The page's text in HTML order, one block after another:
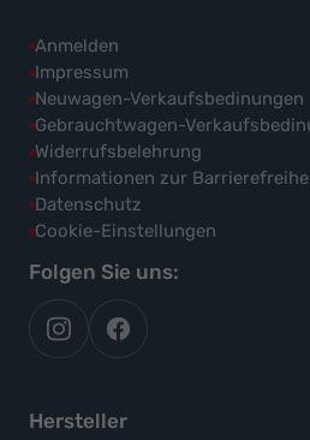
Anmelden
Impressum
Neuwagen-Verkaufsbedinungen
Gebrauchtwagen-
Widerrufsbelehrung
Informationen zur
Datenschutz
Cookie-Einstellungen
Folgen Sie uns:
autoflex
auf
autoflex24
auf
Hersteller